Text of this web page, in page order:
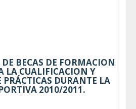
BECAS DE FORMACION
LA CUALIFICACION Y
DURANTE LA
2010/2011.